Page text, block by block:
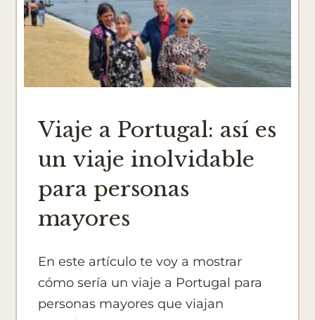
Viaje a Portugal: así es
un viaje inolvidable
para personas
mayores
En este artículo te voy a mostrar
cómo sería un viaje a Portugal para
personas mayores que viajan